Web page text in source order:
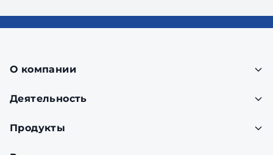
О компании
Деятельность
Продукты